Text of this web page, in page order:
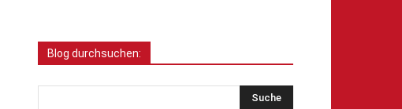
Blog durchsuchen: